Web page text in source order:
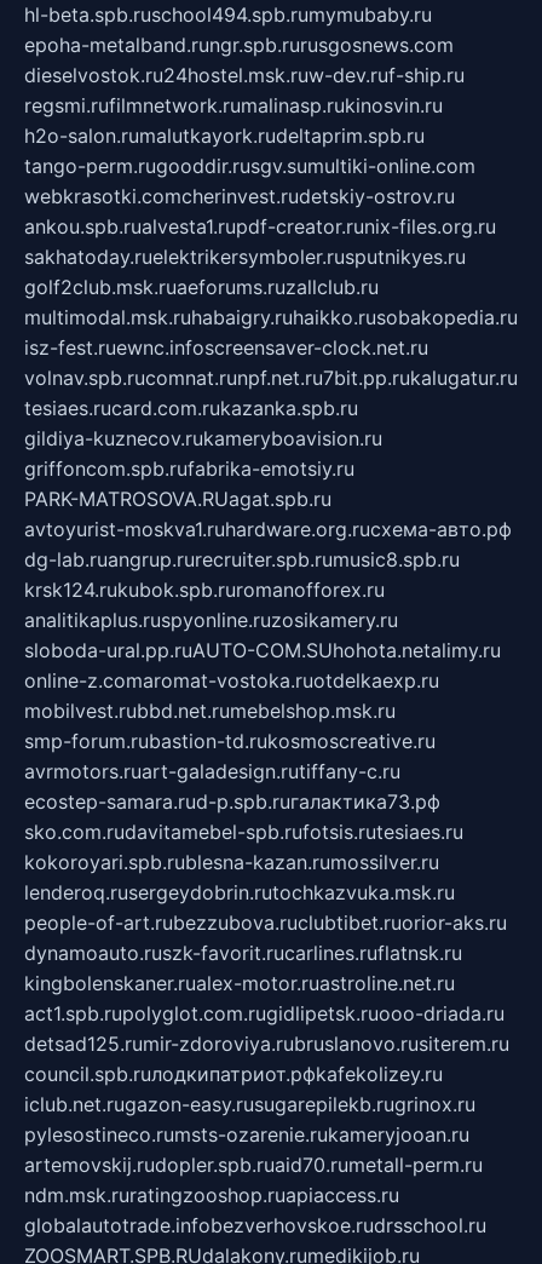
hl-beta.spb.ruschool494.spb.rumymubaby.ru
epoha-metalband.rungr.spb.rurusgosnews.com
dieselvostok.ru24hostel.msk.ruw-dev.ruf-ship.ru
regsmi.rufilmnetwork.rumalinasp.rukinosvin.ru
h2o-salon.rumalutkayork.rudeltaprim.spb.ru
tango-perm.rugooddir.rusgv.sumultiki-online.com
webkrasotki.comcherinvest.rudetskiy-ostrov.ru
ankou.spb.rualvesta1.rupdf-creator.runix-files.org.ru
sakhatoday.ruelektrikersymboler.rusputnikyes.ru
golf2club.msk.ruaeforums.ruzallclub.ru
multimodal.msk.ruhabaigry.ruhaikko.rusobakopedia.ru
isz-fest.ruewnc.infoscreensaver-clock.net.ru
volnav.spb.rucomnat.runpf.net.ru7bit.pp.rukalugatur.ru
tesiaes.rucard.com.rukazanka.spb.ru
gildiya-kuznecov.rukameryboavision.ru
griffoncom.spb.rufabrika-emotsiy.ru
PARK-MATROSOVA.RUagat.spb.ru
avtoyurist-moskva1.ruhardware.org.ruсхема-авто.рф
dg-lab.ruangrup.rurecruiter.spb.rumusic8.spb.ru
krsk124.rukubok.spb.ruromanofforex.ru
analitikaplus.ruspyonline.ruzosikamery.ru
sloboda-ural.pp.ruAUTO-COM.SUhohota.netalimy.ru
online-z.comaromat-vostoka.ruotdelkaexp.ru
mobilvest.rubbd.net.rumebelshop.msk.ru
smp-forum.rubastion-td.rukosmoscreative.ru
avrmotors.ruart-galadesign.rutiffany-c.ru
ecostep-samara.rud-p.spb.ruгалактика73.рф
sko.com.rudavitamebel-spb.rufotsis.rutesiaes.ru
kokoroyari.spb.rublesna-kazan.rumossilver.ru
lenderoq.rusergeydobrin.rutochkazvuka.msk.ru
people-of-art.rubezzubova.ruclubtibet.ruorior-aks.ru
dynamoauto.ruszk-favorit.rucarlines.ruflatnsk.ru
kingbolenskaner.rualex-motor.ruastroline.net.ru
act1.spb.rupolyglot.com.rugidlipetsk.ruooo-driada.ru
detsad125.rumir-zdoroviya.rubruslanovo.rusiterem.ru
council.spb.ruлодкипатриот.рфkafekolizey.ru
iclub.net.rugazon-easy.rusugarepilekb.rugrinox.ru
pylesostineco.rumsts-ozarenie.rukameryjooan.ru
artemovskij.rudopler.spb.ruaid70.rumetall-perm.ru
ndm.msk.ruratingzooshop.ruapiaccess.ru
globalautotrade.infobezverhovskoe.rudrsschool.ru
ZOOSMART.SPB.RUdalakony.rumedikijob.ru